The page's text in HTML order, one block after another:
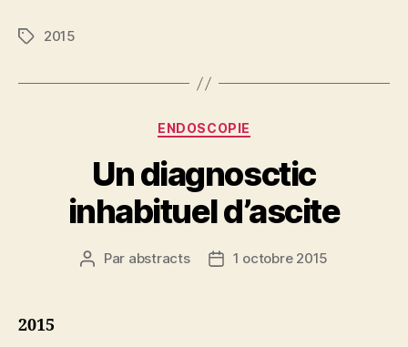
Étiquettes
2015
Catégories
ENDOSCOPIE
Un diagnosctic
inhabituel d’ascite
Auteur
Par abstracts
Date1 octobre 2015
2015